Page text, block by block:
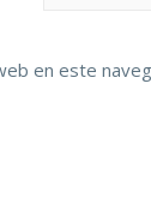
en este